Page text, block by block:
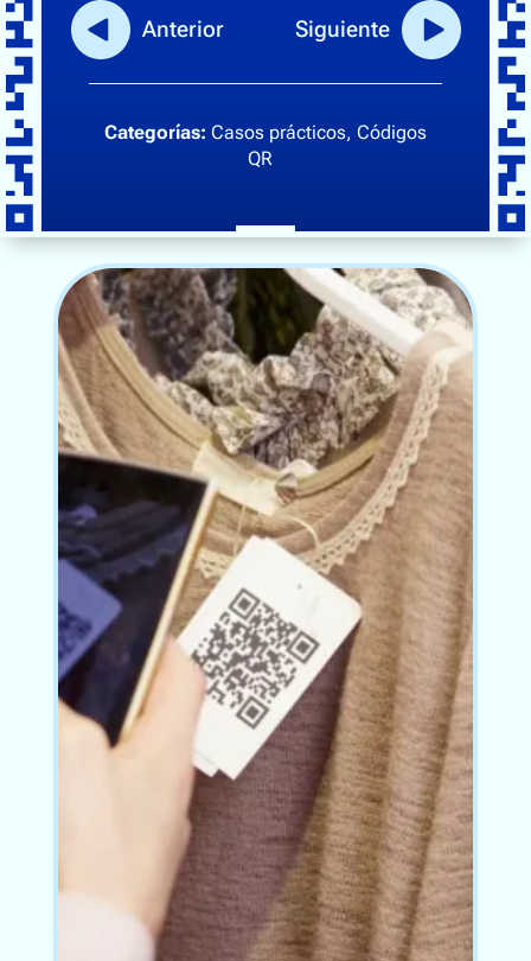
Trazabilidad de la cadena de suministro
Bebidas
Electrónica
Salud, belleza y bienestar
Hogar y jardinería
Comunidad
Quiénes somos
Contáctenos
Anterior Siguiente
Categorías: Casos prácticos, Códigos
QR